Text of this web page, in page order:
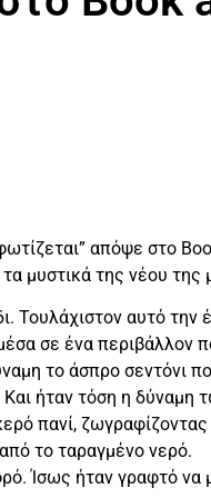
απόψε στο
μυστικά της νέου της
Τουλάχιστον αυτό την
σε ένα περιβάλλον
το άσπρο σεντόνι
ήταν τόση η δύναμη
πανί, ζωγραφίζοντας
το ταραγμένο νερό.
Ίσως ήταν γραφτό να